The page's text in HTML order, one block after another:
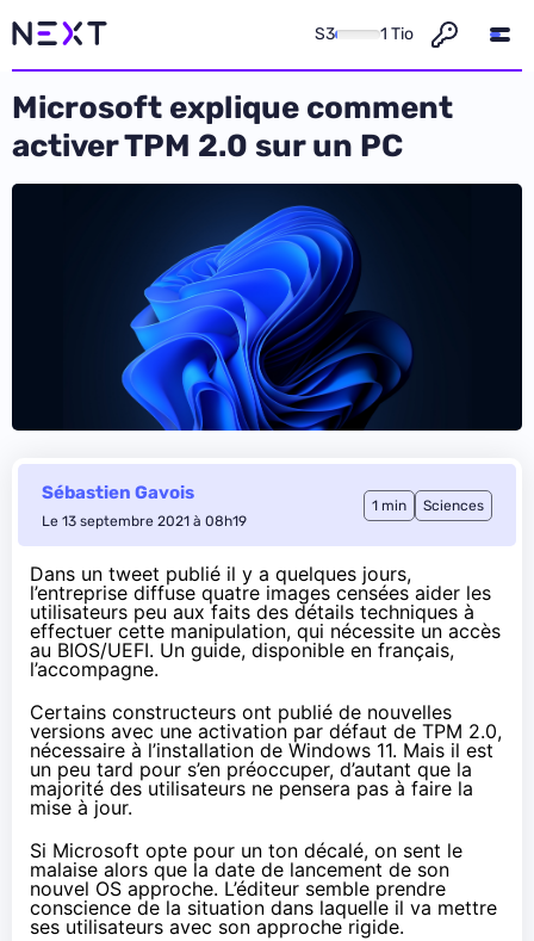
S3 1 Tio
Microsoft explique comment
activer TPM 2.0 sur un PC
Sébastien Gavois
Le 13 septembre 2021 à 08h19
1 min Sciences
Dans un tweet publié il y a quelques jours,
l’entreprise diffuse quatre images censées aider les
utilisateurs peu aux faits des détails techniques à
effectuer cette manipulation, qui nécessite un accès
au BIOS/UEFI. Un guide, disponible en français,
l’accompagne.
Certains constructeurs ont publié de nouvelles
versions avec une activation par défaut de TPM 2.0,
nécessaire à l’installation de Windows 11. Mais il est
un peu tard pour s’en préoccuper, d’autant que la
majorité des utilisateurs ne pensera pas à faire la
mise à jour.
Si Microsoft opte pour un ton décalé, on sent le
malaise alors que la date de lancement de son
nouvel OS approche. L’éditeur semble prendre
conscience de la situation dans laquelle il va mettre
ses utilisateurs avec son approche rigide.